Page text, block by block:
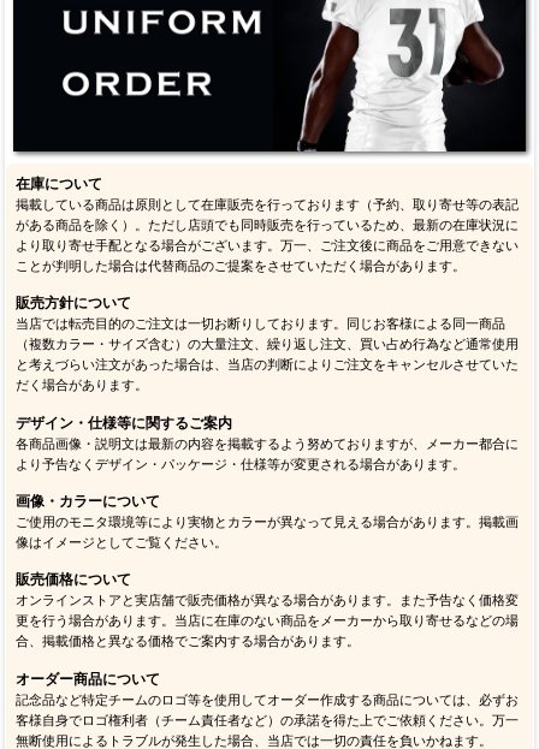
在庫について
掲載している商品は原則として在庫販売を行っております（予約、取り寄せ等の表記
がある商品を除く）。ただし店頭でも同時販売を行っているため、最新の在庫状況に
より取り寄せ手配となる場合がございます。万一、ご注文後に商品をご用意できない
ことが判明した場合は代替商品のご提案をさせていただく場合があります。
販売方針について
当店では転売目的のご注文は一切お断りしております。同じお客様による同一商品
（複数カラー・サイズ含む）の大量注文、繰り返し注文、買い占め行為など通常使用
と考えづらい注文があった場合は、当店の判断によりご注文をキャンセルさせていた
だく場合があります。
デザイン・仕様等に関するご案内
各商品画像・説明文は最新の内容を掲載するよう努めておりますが、メーカー都合に
より予告なくデザイン・パッケージ・仕様等が変更される場合があります。
画像・カラーについて
ご使用のモニタ環境等により実物とカラーが異なって見える場合があります。掲載画
像はイメージとしてご覧ください。
販売価格について
オンラインストアと実店舗で販売価格が異なる場合があります。また予告なく価格変
更を行う場合があります。当店に在庫のない商品をメーカーから取り寄せるなどの場
合、掲載価格と異なる価格でご案内する場合があります。
オーダー商品について
記念品など特定チームのロゴ等を使用してオーダー作成する商品については、必ずお
客様自身でロゴ権利者（チーム責任者など）の承諾を得た上でご依頼ください。万一
無断使用によるトラブルが発生した場合、当店では一切の責任を負いかねます。